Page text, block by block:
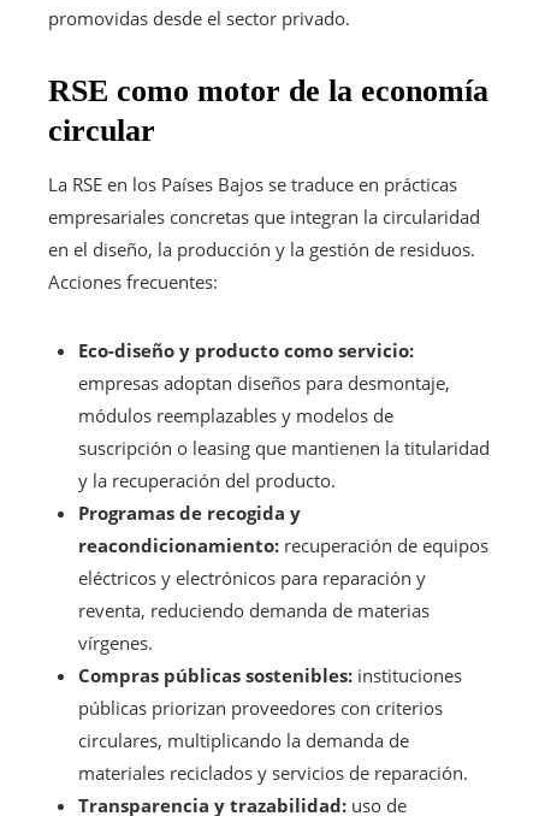
promovidas desde el sector privado.
RSE como motor de la economía
circular
La RSE en los Países Bajos se traduce en prácticas
empresariales concretas que integran la circularidad
en el diseño, la producción y la gestión de residuos.
Acciones frecuentes:
Eco-diseño y producto como servicio:
empresas adoptan diseños para desmontaje,
módulos reemplazables y modelos de
suscripción o leasing que mantienen la titularidad
y la recuperación del producto.
Programas de recogida y
reacondicionamiento: recuperación de equipos
eléctricos y electrónicos para reparación y
reventa, reduciendo demanda de materias
vírgenes.
Compras públicas sostenibles: instituciones
públicas priorizan proveedores con criterios
circulares, multiplicando la demanda de
materiales reciclados y servicios de reparación.
Transparencia y trazabilidad: uso de